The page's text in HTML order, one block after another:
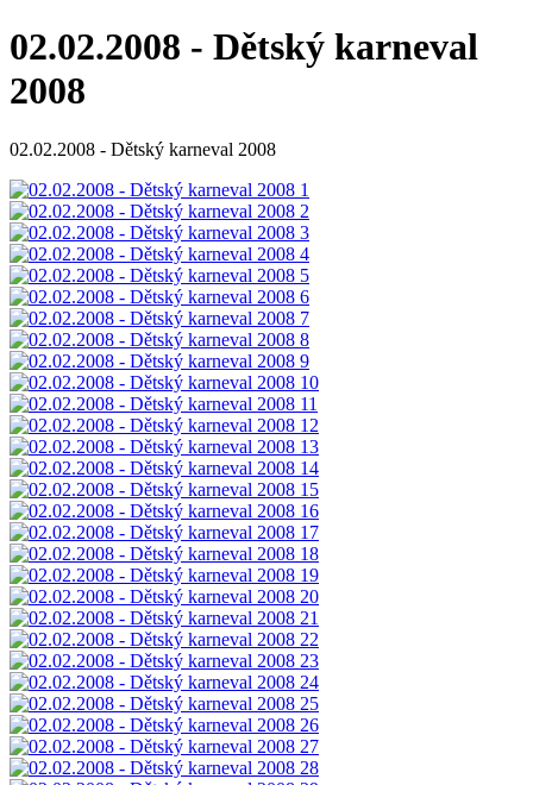
02.02.2008 - Dětský karneval
2008
02.02.2008 - Dětský karneval 2008